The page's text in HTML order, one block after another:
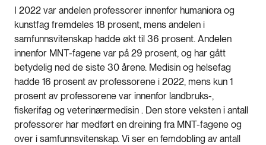
I 2022 var andelen professorer innenfor humaniora og
kunstfag fremdeles 18 prosent, mens andelen i
samfunnsvitenskap hadde økt til 36 prosent. Andelen
innenfor MNT-fagene var på 29 prosent, og har gått
betydelig ned de siste 30 årene. Medisin og helsefag
hadde 16 prosent av professorene i 2022, mens kun 1
prosent av professorene var innenfor landbruks-,
fiskerifag og veterinærmedisin . Den store veksten i antall
professorer har medført en dreining fra MNT-fagene og
over i samfunnsvitenskap. Vi ser en femdobling av antall